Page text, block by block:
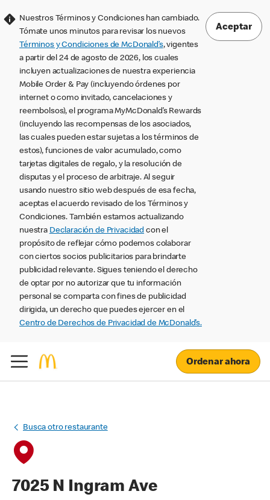
Nuestros Términos y Condiciones han cambiado.
Tómate unos minutos para revisar los nuevos
Términos y Condiciones de McDonald’s, vigentes
a partir del 24 de agosto de 2026, los cuales
incluyen actualizaciones de nuestra experiencia
Mobile Order & Pay (incluyendo órdenes por
internet o como invitado, cancelaciones y
reembolsos), el programa MyMcDonald’s Rewards
(incluyendo las recompensas de los asociados,
las cuales pueden estar sujetas a los términos de
estos), funciones de valor acumulado, como
tarjetas digitales de regalo, y la resolución de
disputas y el proceso de arbitraje. Al seguir
usando nuestro sitio web después de esa fecha,
aceptas el acuerdo revisado de los Términos y
Condiciones. También estamos actualizando
nuestra Declaración de Privacidad con el
propósito de reflejar cómo podemos colaborar
con ciertos socios publicitarios para brindarte
publicidad relevante. Sigues teniendo el derecho
de optar por no autorizar que tu información
personal se comparta con fines de publicidad
dirigida, un derecho que puedes ejercer en el
Centro de Derechos de Privacidad de McDonald’s.
Aceptar
Ordenar ahora
Busca otro restaurante
7025 N Ingram Ave